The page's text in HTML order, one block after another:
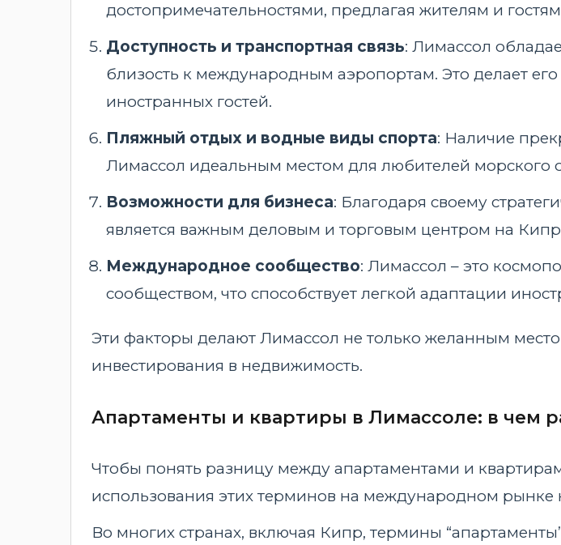
достопримечательностями, предлагая жителям и
Доступность и транспортная связь: Лимассол
близость к международным аэропортам. Это делает
иностранных гостей.
Пляжный отдых и водные виды спорта: Наличие
Лимассол идеальным местом для любителей морского
Возможности для бизнеса: Благодаря своему
является важным деловым и торговым центром на
Международное сообщество: Лимассол – это
сообществом, что способствует легкой адаптации
Эти факторы делают Лимассол не только желанным
инвестирования в недвижимость.
Апартаменты и квартиры в Лимассоле: в чем
Чтобы понять разницу между апартаментами и
использования этих терминов на международном рынке
Во многих странах, включая Кипр, термины